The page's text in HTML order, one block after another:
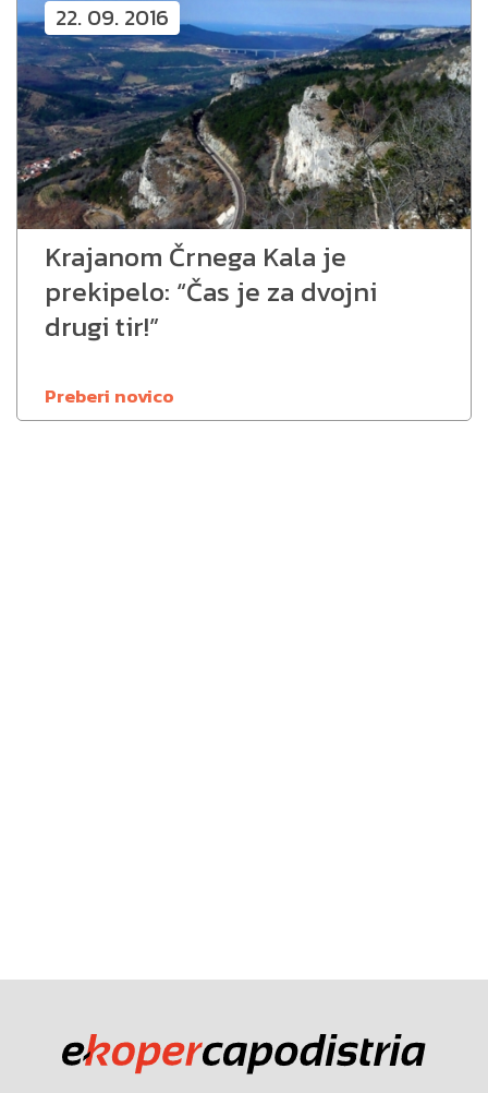
22. 09. 2016
Krajanom Črnega Kala je
prekipelo: “Čas je za dvojni
drugi tir!”
Preberi novico